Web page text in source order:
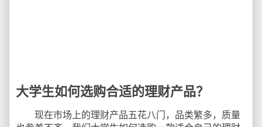
大学生如何选购合适的理财产品？
现在市场上的理财产品五花八门，品类繁多，质量